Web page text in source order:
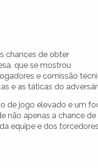
chances de obter
que se mostrou
e comissão
e as táticas do
de jogo elevado e um
não apenas a chance de
equipe e dos